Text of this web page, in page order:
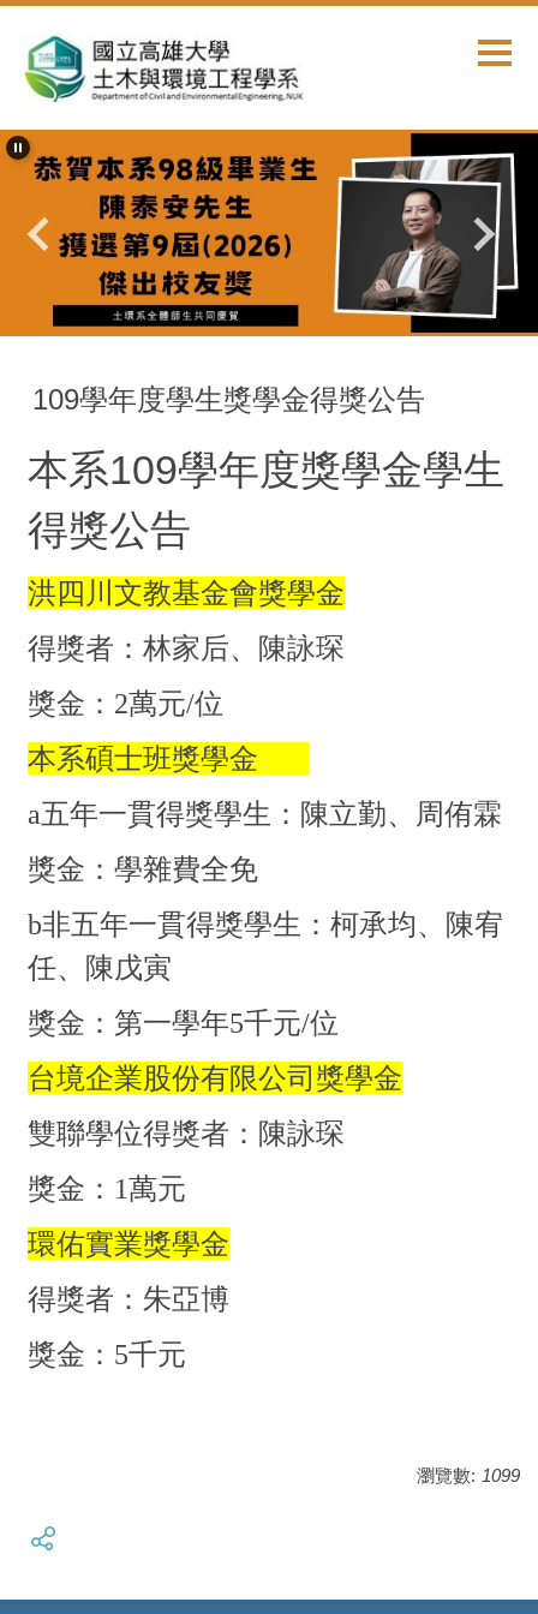
到
主
內
容
首頁 獎學金公告
109學年度學生獎學金得獎公告
本系109學年度獎學金學生
得獎公告
洪四川文教基金會獎學金
得獎者：林家后、陳詠琛
獎金：2萬元/位
本系碩士班獎學金
a五年一貫得獎學生：陳立勤、周侑霖
獎金：學雜費全免
b非五年一貫得獎學生：柯承均、陳宥
任、陳戊寅
獎金：第一學年5千元/位
台境企業股份有限公司獎學金
雙聯學位得獎者：陳詠琛
獎金：1萬元
環佑實業獎學金
得獎者：朱亞博
獎金：5千元
瀏覽數: 1099